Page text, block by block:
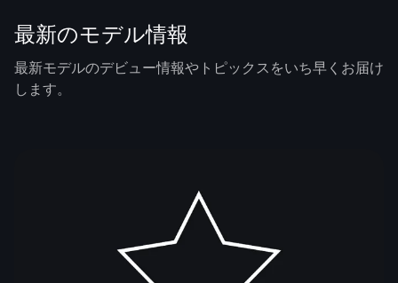
最新のモデル情報
最新モデルのデビュー情報やトピックスをいち早くお届け
します。